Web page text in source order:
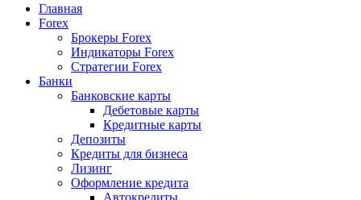
Главная
Forex
Брокеры Forex
Индикаторы Forex
Стратегии Forex
Банки
Банковские карты
Дебетовые карты
Кредитные карты
Депозиты
Кредиты для бизнеса
Лизинг
Оформление кредита
Автокредиты